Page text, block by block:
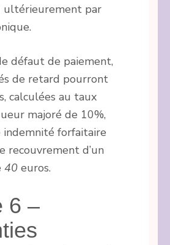
ultérieurement par
défaut de paiement,
de retard pourront
calculées au taux
majoré de 10%,
indemnité forfaitaire
recouvrement d’un
40 euros.
6 –